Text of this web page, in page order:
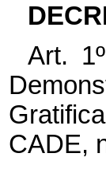
Art.
CADE,